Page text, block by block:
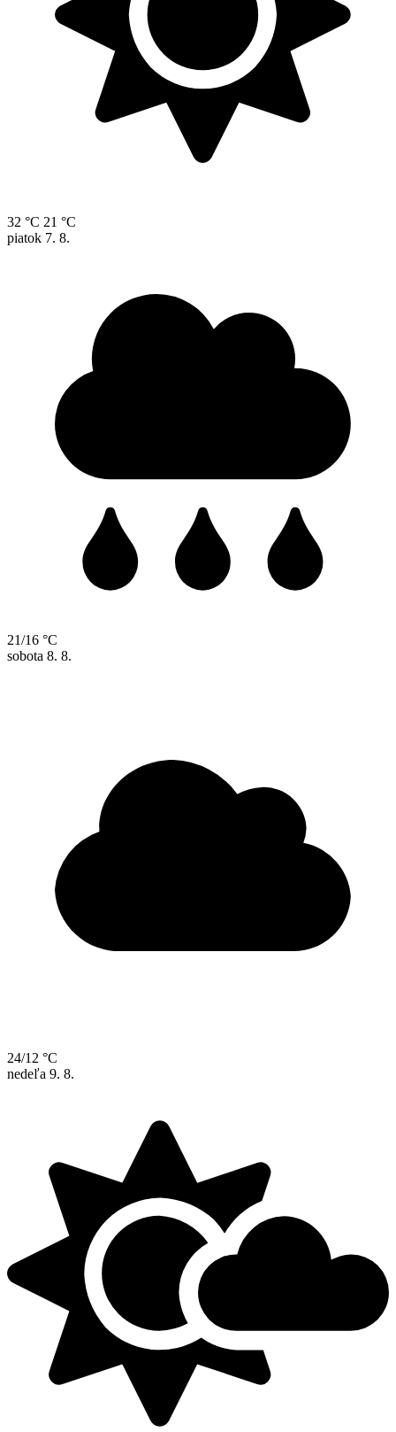
32 °C 21 °C
piatok 7. 8.
21/16 °C
sobota 8. 8.
24/12 °C
nedeľa 9. 8.